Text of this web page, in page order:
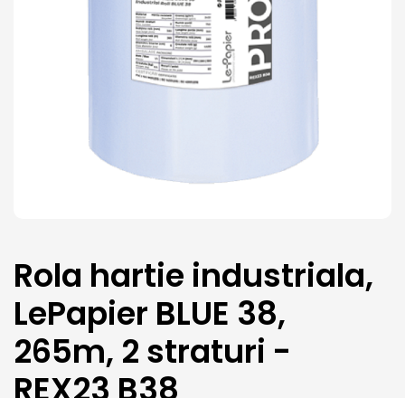
Rola hartie industriala,
LePapier BLUE 38,
265m, 2 straturi -